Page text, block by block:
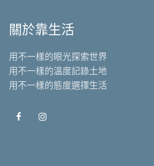
關於靠生活
用不一樣的眼光探索世界
用不一樣的溫度記錄土地
用不一樣的態度選擇生活